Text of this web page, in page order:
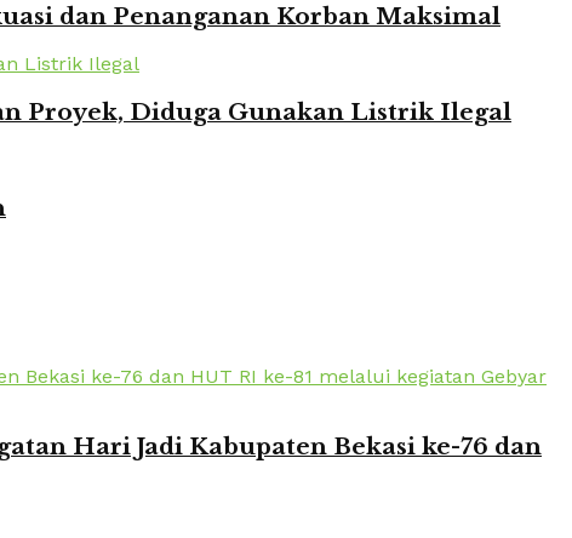
dan Penanganan Korban Maksimal
Proyek, Diduga Gunakan Listrik Ilegal
Hari Jadi Kabupaten Bekasi ke-76 dan